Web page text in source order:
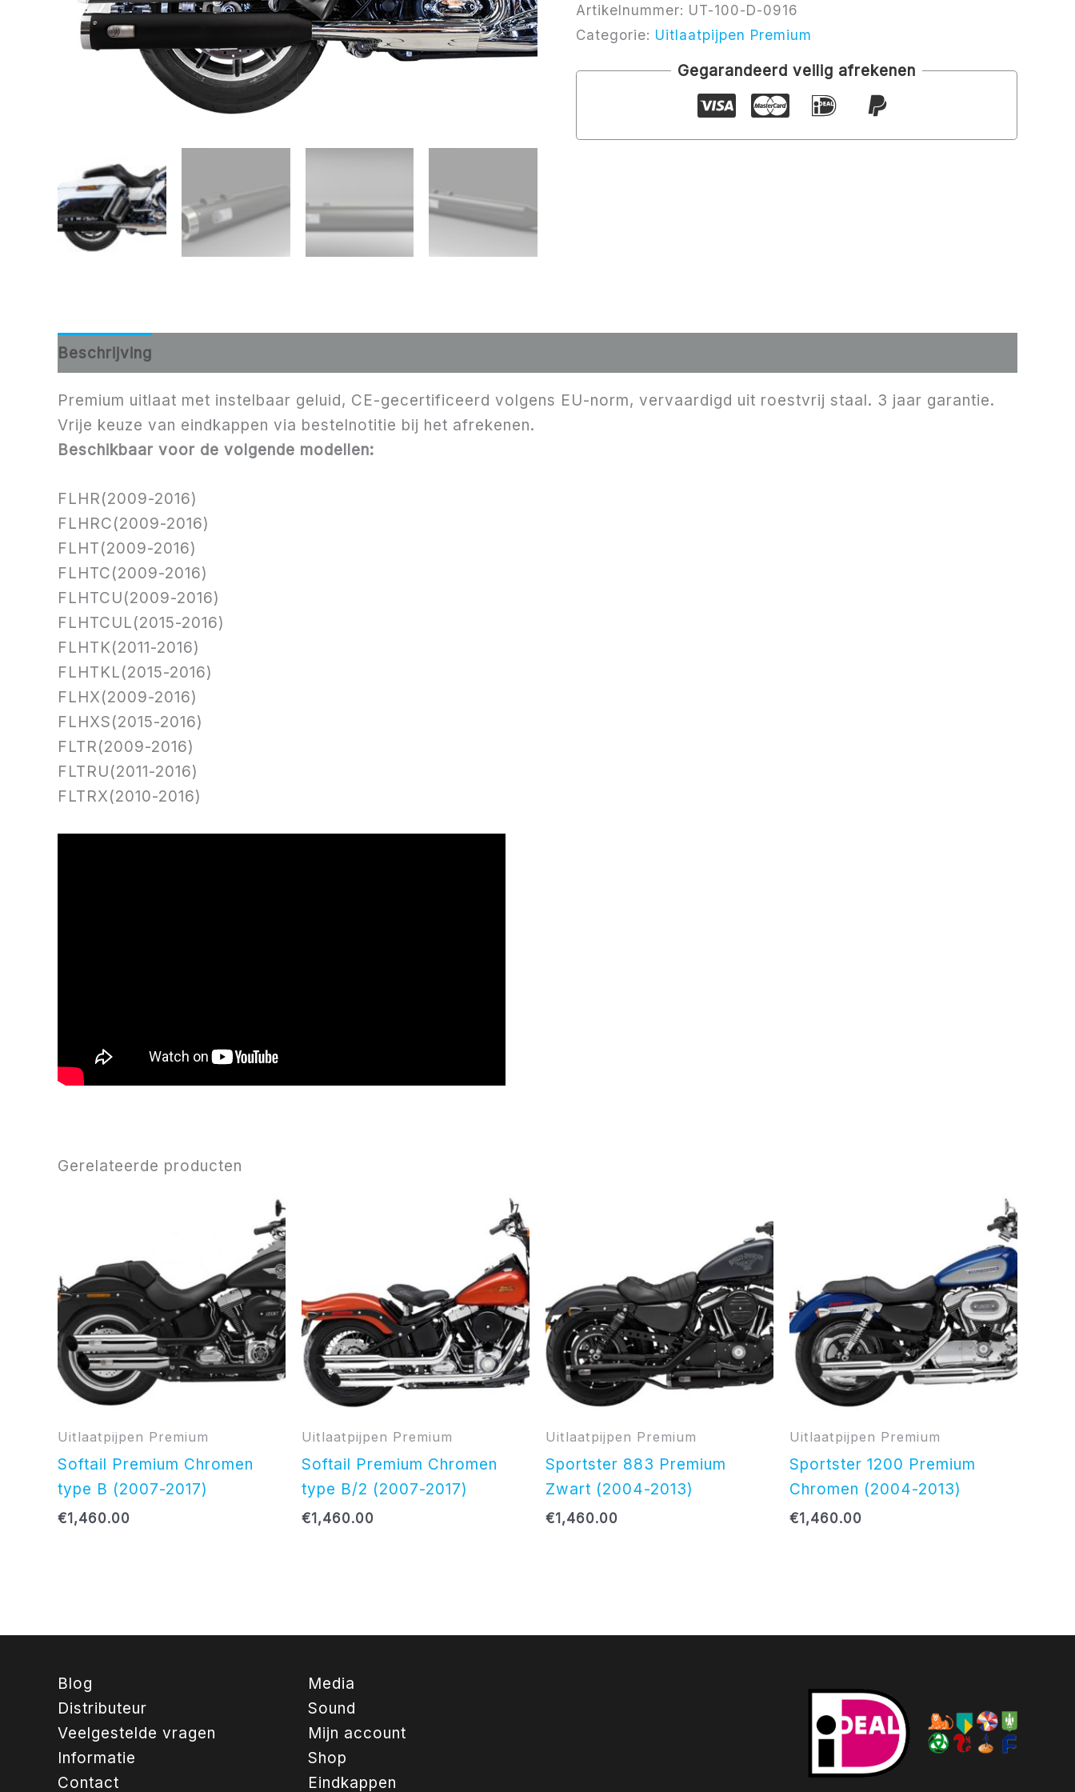
Artikelnummer: UT-100-D-0916
Categorie: Uitlaatpijpen Premium
Gegarandeerd veilig afrekenen
Beschrijving
Premium uitlaat met instelbaar geluid, CE-gecertificeerd volgens EU-norm, vervaardigd uit roestvrij staal. 3 jaar garantie.
Vrije keuze van eindkappen via bestelnotitie bij het afrekenen.
Beschikbaar voor de volgende modellen:
FLHR(2009-2016)
FLHRC(2009-2016)
FLHT(2009-2016)
FLHTC(2009-2016)
FLHTCU(2009-2016)
FLHTCUL(2015-2016)
FLHTK(2011-2016)
FLHTKL(2015-2016)
FLHX(2009-2016)
FLHXS(2015-2016)
FLTR(2009-2016)
FLTRU(2011-2016)
FLTRX(2010-2016)
Gerelateerde producten
Uitlaatpijpen Premium
Softail Premium Chromen
type B (2007-2017)
€1,460.00
Uitlaatpijpen Premium
Softail Premium Chromen
type B/2 (2007-2017)
€1,460.00
Uitlaatpijpen Premium
Sportster 883 Premium
Zwart (2004-2013)
€1,460.00
Uitlaatpijpen Premium
Sportster 1200 Premium
Chromen (2004-2013)
€1,460.00
Blog
Distributeur
Veelgestelde vragen
Informatie
Contact
Media
Sound
Mijn account
Shop
Eindkappen